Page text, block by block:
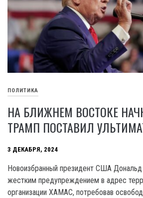
ПОЛИТИКА
НА БЛИЖНЕМ ВОСТОКЕ
ТРАМП ПОСТАВИЛ
3 ДЕКАБРЯ, 2024
Новоизбранный президент США
жестким предупреждением в адрес
организации ХАМАС, потребовав